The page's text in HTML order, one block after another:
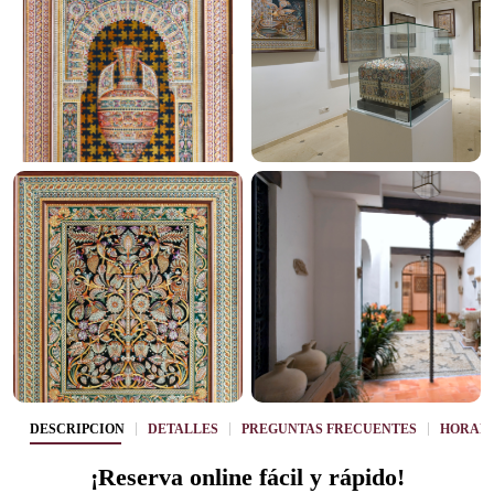
DESCRIPCIÓN DETALLES PREGUNTAS FRECUENTES
¡Reserva online fácil y rápido!